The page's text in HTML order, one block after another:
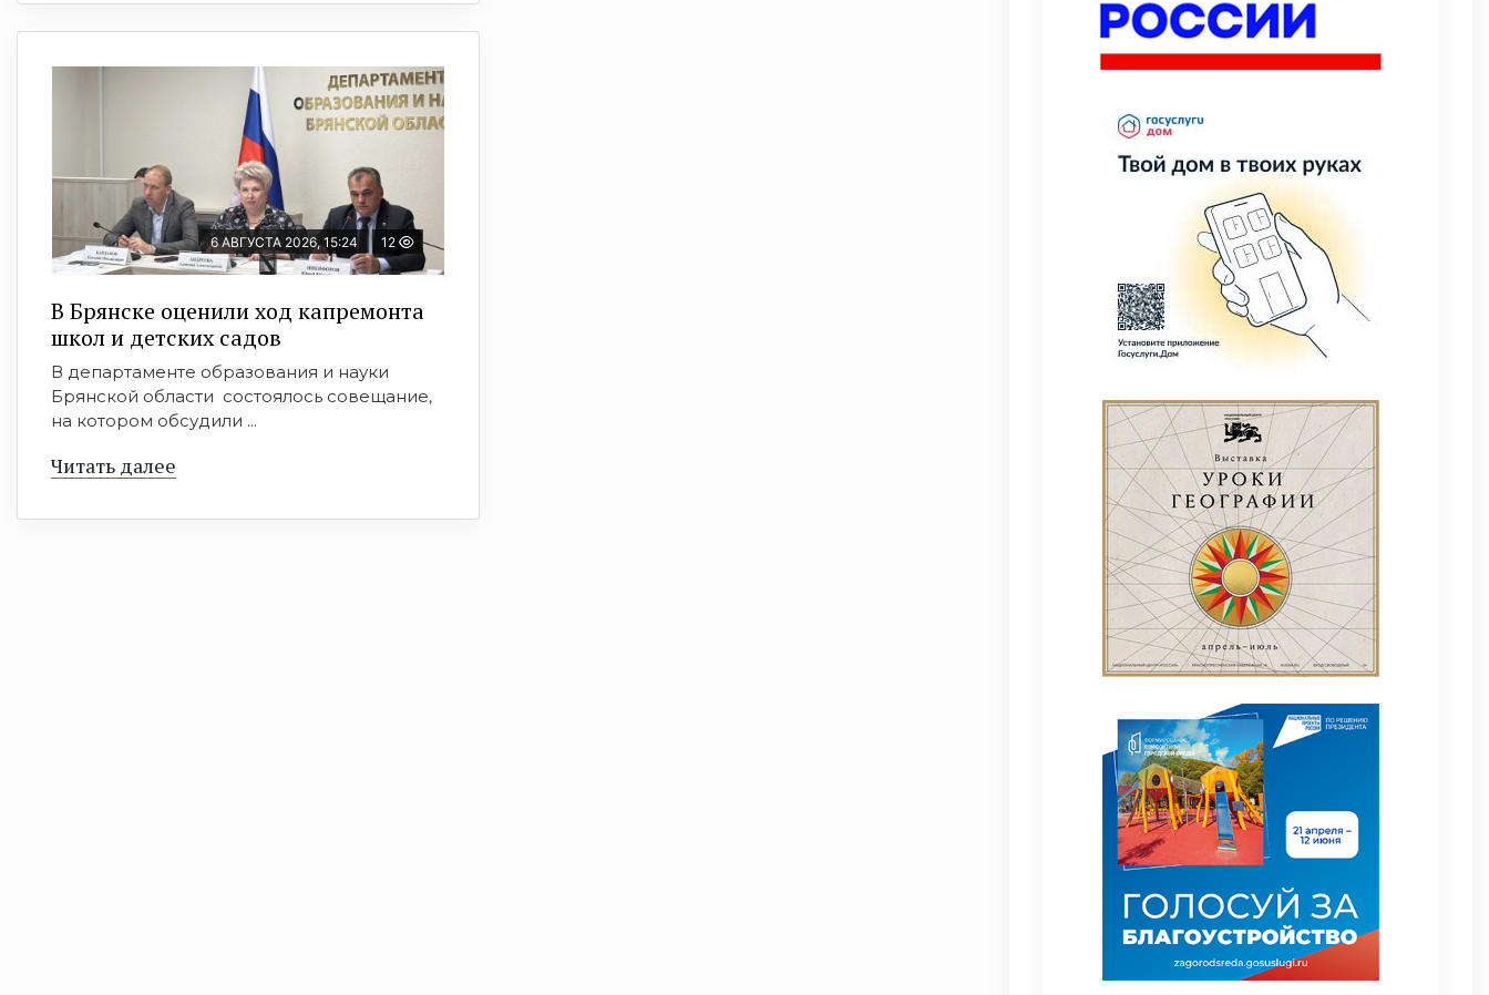
6 АВГУСТА 2026, 15:24 12
В Брянске оценили ход капремонта
школ и детских садов
В департаменте образования и науки
Брянской области состоялось совещание,
на котором обсудили ...
Читать далее